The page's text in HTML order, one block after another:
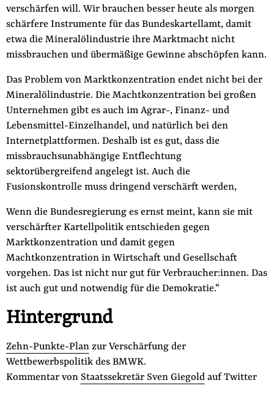
verschärfen will. Wir brauchen besser heute als morgen
schärfere Instrumente für das Bundeskartellamt, damit
etwa die Mineralölindustrie ihre Marktmacht nicht
missbrauchen und übermäßige Gewinne abschöpfen kann.
Das Problem von Marktkonzentration endet nicht bei der
Mineralölindustrie. Die Machtkonzentration bei großen
Unternehmen gibt es auch im Agrar-, Finanz- und
Lebensmittel-Einzelhandel, und natürlich bei den
Internetplattformen. Deshalb ist es gut, dass die
missbrauchsunabhängige Entflechtung
sektorübergreifend angelegt ist. Auch die
Fusionskontrolle muss dringend verschärft werden,
Wenn die Bundesregierung es ernst meint, kann sie mit
verschärfter Kartellpolitik entschieden gegen
Marktkonzentration und damit gegen
Machtkonzentration in Wirtschaft und Gesellschaft
vorgehen. Das ist nicht nur gut für Verbraucher:innen. Das
ist auch gut und notwendig für die Demokratie.“
Hintergrund
Zehn-Punkte-Planzur Verschärfung der
Wettbewerbspolitik des BMWK.
Kommentar von Staatssekretär Sven Giegoldauf Twitter